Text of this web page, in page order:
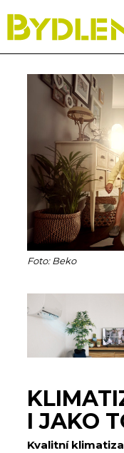
Foto: Beko
I JAKO
Kvalitní